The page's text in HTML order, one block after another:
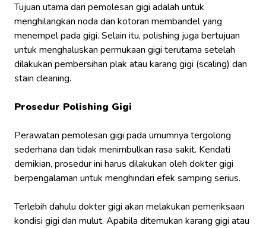
Tujuan utama dari pemolesan gigi adalah untuk
menghilangkan noda dan kotoran membandel yang
menempel pada gigi. Selain itu, polishing juga bertujuan
untuk menghaluskan permukaan gigi terutama setelah
dilakukan pembersihan plak atau karang gigi (scaling) dan
stain cleaning.
Prosedur Polishing Gigi
Perawatan pemolesan gigi pada umumnya tergolong
sederhana dan tidak menimbulkan rasa sakit. Kendati
demikian, prosedur ini harus dilakukan oleh dokter gigi
berpengalaman untuk menghindari efek samping serius.
Terlebih dahulu dokter gigi akan melakukan pemeriksaan
kondisi gigi dan mulut. Apabila ditemukan karang gigi atau